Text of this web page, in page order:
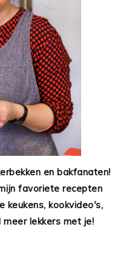
en bakfanaten!
favoriete recepten
keukens, kookvideo's,
lekkers met je!